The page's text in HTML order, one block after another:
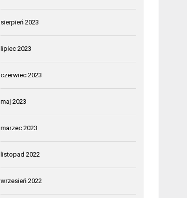
sierpień 2023
lipiec 2023
czerwiec 2023
maj 2023
marzec 2023
listopad 2022
wrzesień 2022